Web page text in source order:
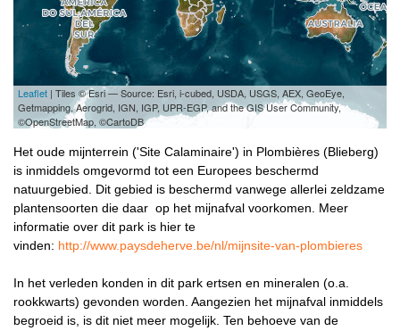
Leaflet | Tiles © Esri — Source: Esri, i-cubed, USDA, USGS, AEX, GeoEye,
Getmapping, Aerogrid, IGN, IGP, UPR-EGP, and the GIS User Community,
©OpenStreetMap, ©CartoDB
Het oude mijnterrein ('Site Calaminaire') in Plombières (Blieberg)
is inmiddels omgevormd tot een Europees beschermd
natuurgebied. Dit gebied is beschermd vanwege allerlei zeldzame
plantensoorten die daar op het mijnafval voorkomen. Meer
informatie over dit park is hier te
vinden: http://www.paysdeherve.be/nl/mijnsite-van-plombieres
In het verleden konden in dit park ertsen en mineralen (o.a.
rookkwarts) gevonden worden. Aangezien het mijnafval inmiddels
begroeid is, is dit niet meer mogelijk. Ten behoeve van de